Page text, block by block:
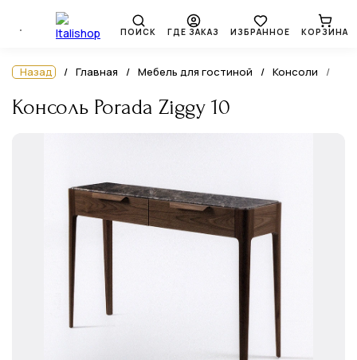
ПОИСК ГДЕ ЗАКАЗ ИЗБРАННОЕ КОРЗИНА
Назад Главная Мебель для гостиной Консоли
Консоль Porada Ziggy 10